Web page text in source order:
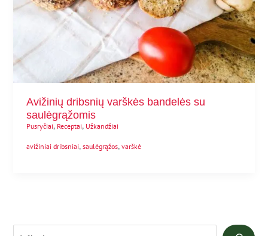
Avižinių dribsnių varškės bandelės su
saulėgrąžomis
Pusryčiai, Receptai, Užkandžiai
avižiniai dribsniai,saulėgrąžos,varškė